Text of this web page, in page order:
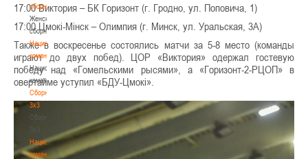
сборные
Женские
сборные
Национальная
команда
Национальная
команда
Сборные
3х3
Сборные
3х3
Национальная
команда.
17:00 Виктория – БК Горизонт (г. Гродно, ул. Поповича, 1)
17:00 Цмокі-Мінск – Олимпия (г. Минск, ул. Уральская, 3А)
Также в воскресенье состоялись матчи за 5-8 место (команды
играют до двух побед). ЦОР «Виктория» одержал гостевую
победу над «Гомельскими рысями», а «Горизонт-2-РЦОП» в
овертайме уступил «БДУ-Цмокі».